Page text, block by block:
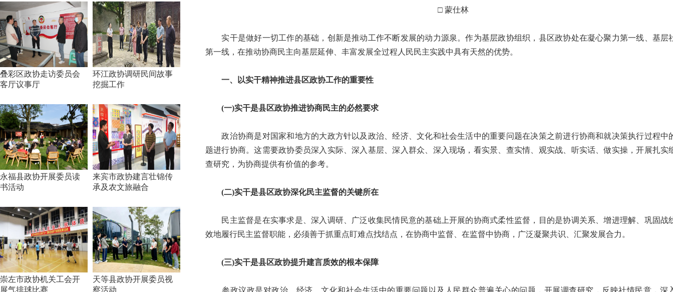
叠彩区政协走访委员会
客厅议事厅
环江政协调研民间故事
挖掘工作
永福县政协开展委员读
书活动
来宾市政协建言壮锦传
承及农文旅融合
崇左市政协机关工会开
展气排球比赛
天等县政协开展委员视
察活动
□ 蒙仕林
实干是做好一切工作的基础，创新是推动工作不断发展的动力源泉。作为基层政协组织，县区政协处在凝心聚力第一线、基层
第一线，在推动协商民主向基层延伸、丰富发展全过程人民民主实践中具有天然的优势。
一、以实干精神推进县区政协工作的重要性
(一)实干是县区政协推进协商民主的必然要求
政治协商是对国家和地方的大政方针以及政治、经济、文化和社会生活中的重要问题在决策之前进行协商和就决策执行过程中
题进行协商。这需要政协委员深入实际、深入基层、深入群众、深入现场，看实景、查实情、观实战、听实话、做实操，开展扎实
查研究，为协商提供有价值的参考。
(二)实干是县区政协深化民主监督的关键所在
民主监督是在实事求是、深入调研、广泛收集民情民意的基础上开展的协商式柔性监督，目的是协调关系、增进理解、巩固战
效地履行民主监督职能，必须善于抓重点盯难点找结点，在协商中监督、在监督中协商，广泛凝聚共识、汇聚发展合力。
(三)实干是县区政协提升建言质效的根本保障
参政议政是对政治、经济、文化和社会生活中的重要问题以及人民群众普遍关心的问题，开展调查研究，反映社情民意，深